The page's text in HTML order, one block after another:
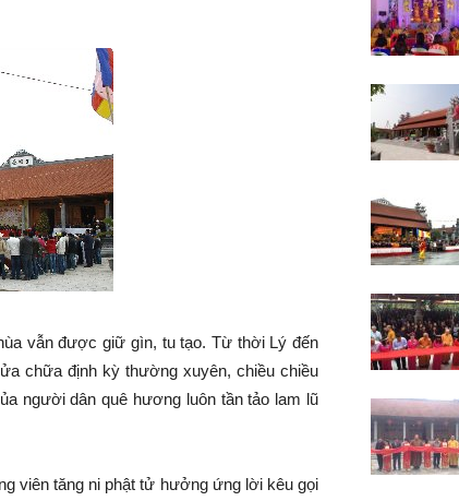
Hải
Phòng
vẫn được giữ gìn, tu tạo. Từ thời Lý đến
chữa định kỳ thường xuyên, chiều chiều
người dân quê hương luôn tần tảo lam lũ
viên tăng ni phật tử hưởng ứng lời kêu gọi